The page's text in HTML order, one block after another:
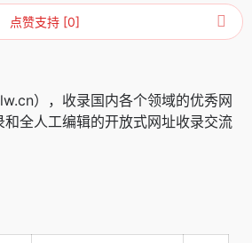
点赞支持 [0]
），收录国内各个领域的优秀网
全人工编辑的开放式网址收录交流